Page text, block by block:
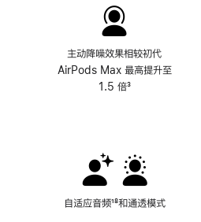
主动降噪效果相较初代
AirPods Max 最高提升至
1.5 倍脚
³
自适应音频脚
¹⁸和通透模式